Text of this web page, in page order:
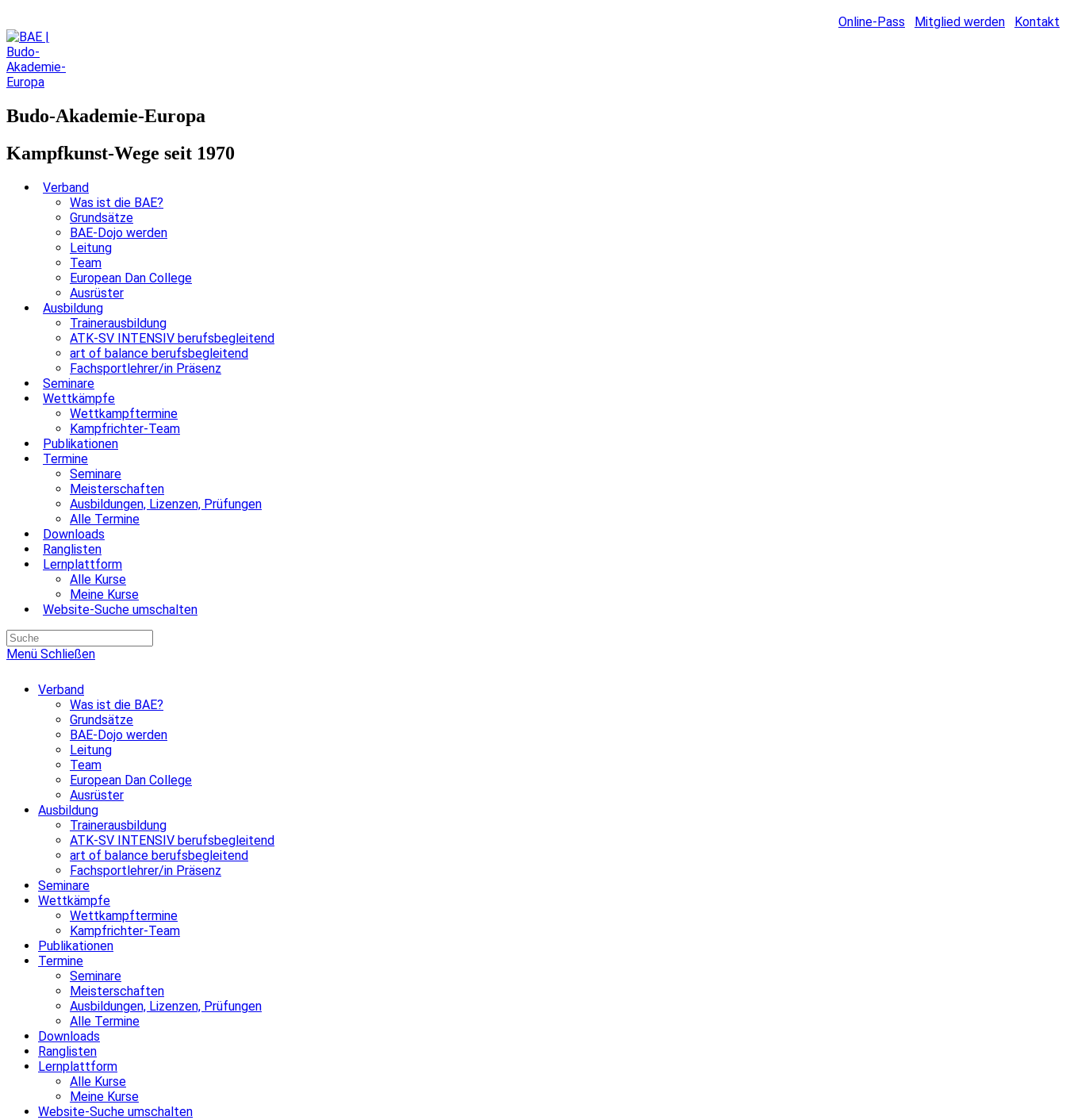
Online-Pass Mitglied werden Kontakt
Budo-Akademie-Europa
Kampfkunst-Wege seit 1970
Verband
Was ist die BAE?
Grundsätze
BAE-Dojo werden
Leitung
Team
European Dan College
Ausrüster
Ausbildung
Trainerausbildung
ATK-SV INTENSIV berufsbegleitend
art of balance berufsbegleitend
Fachsportlehrer/in Präsenz
Seminare
Wettkämpfe
Wettkampftermine
Kampfrichter-Team
Publikationen
Termine
Seminare
Meisterschaften
Ausbildungen, Lizenzen, Prüfungen
Alle Termine
Downloads
Ranglisten
Lernplattform
Alle Kurse
Meine Kurse
Website-Suche umschalten
Menü Schließen
Verband
Was ist die BAE?
Grundsätze
BAE-Dojo werden
Leitung
Team
European Dan College
Ausrüster
Ausbildung
Trainerausbildung
ATK-SV INTENSIV berufsbegleitend
art of balance berufsbegleitend
Fachsportlehrer/in Präsenz
Seminare
Wettkämpfe
Wettkampftermine
Kampfrichter-Team
Publikationen
Termine
Seminare
Meisterschaften
Ausbildungen, Lizenzen, Prüfungen
Alle Termine
Downloads
Ranglisten
Lernplattform
Alle Kurse
Meine Kurse
Website-Suche umschalten